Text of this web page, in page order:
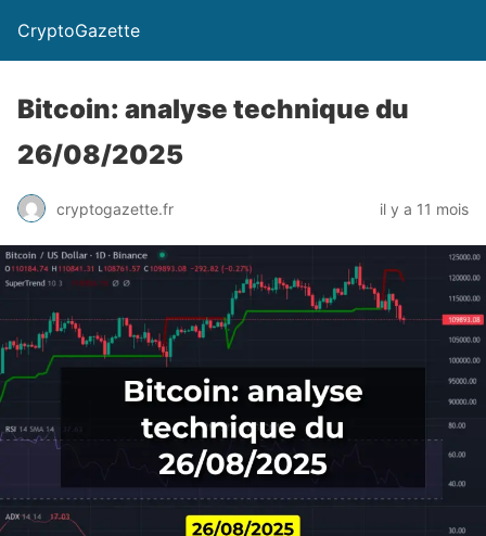
CryptoGazette
Bitcoin: analyse technique du
26/08/2025
cryptogazette.fr il y a 11 mois